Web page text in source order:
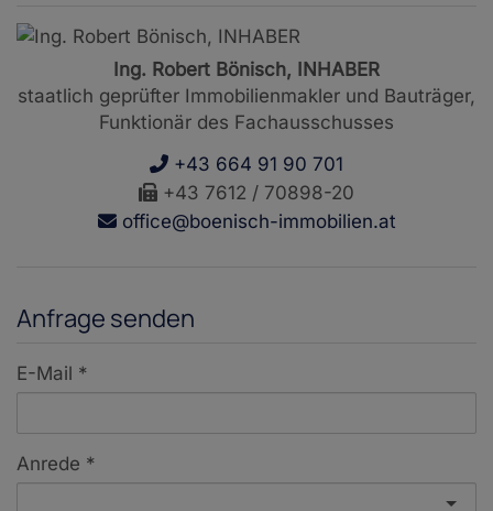
Ing. Robert Bönisch, INHABER
staatlich geprüfter Immobilienmakler und Bauträger,
Funktionär des Fachausschusses
+43 664 91 90 701
+43 7612 / 70898-20
office@boenisch-immobilien.at
Anfrage senden
E-Mail
Anrede